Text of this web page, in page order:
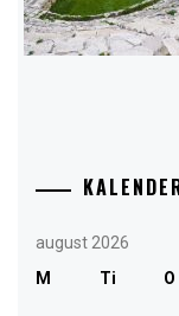
august 2026
M
Ti O